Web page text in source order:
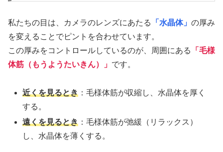
私たちの目は、カメラのレンズにあたる 「水晶体」 の厚み
を変えることでピントを合わせています。
この厚みをコントロールしているのが、周囲にある
「毛様
体筋（もうようたいきん）」 です。
近くを見るとき ：毛様体筋が収縮し、水晶体を厚く
する。
遠くを見るとき ：毛様体筋が弛緩（リラックス）
し、水晶体を薄くする。